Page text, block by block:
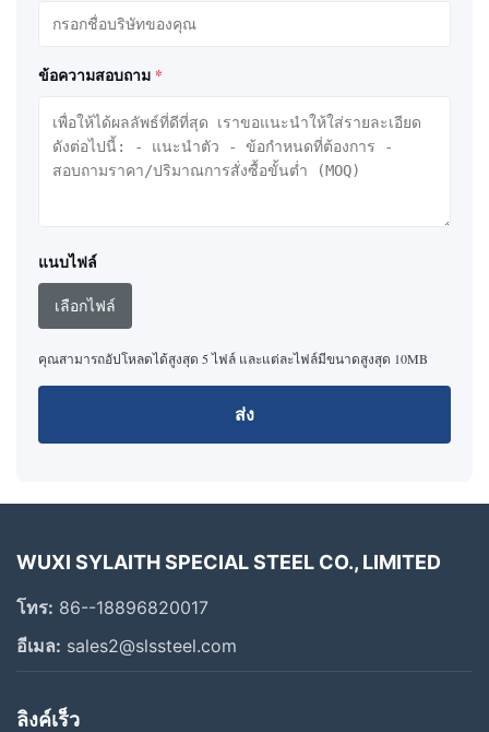
ข้อความสอบถาม *
แนบไฟล์
เลือกไฟล์
คุณสามารถอัปโหลดได้สูงสุด 5 ไฟล์ และแต่ละไฟล์มีขนาดสูงสุด 10MB
ส่ง
WUXI SYLAITH SPECIAL STEEL CO., LIMITED
โทร: 86--18896820017
อีเมล: sales2@slssteel.com
ลิงค์เร็ว